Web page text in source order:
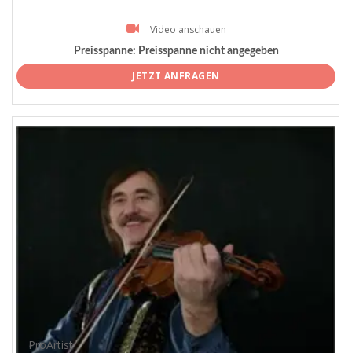
Video anschauen
Preisspanne: Preisspanne nicht angegeben
JETZT ANFRAGEN
ProArtist